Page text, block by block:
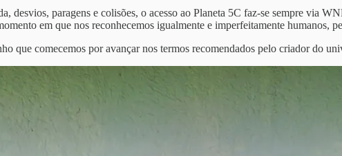
desvios, paragens e colisões, o acesso ao Planeta 5C faz-se sempre via
em que nos reconhecemos igualmente e imperfeitamente humanos,
que comecemos por avançar nos termos recomendados pelo criador do